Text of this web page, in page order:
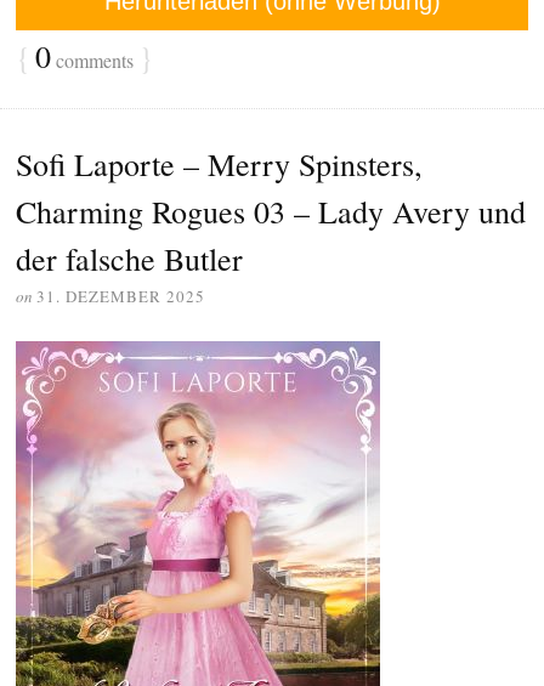
{ 0comments }
Sofi Laporte – Merry Spinsters,
Charming Rogues 03 – Lady Avery und
der falsche Butler
on 31. DEZEMBER 2025